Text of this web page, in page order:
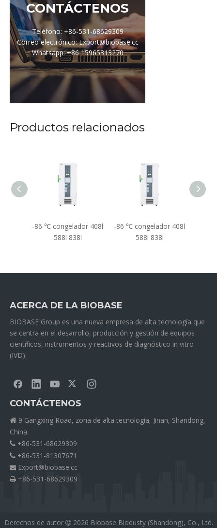
CONTÁCTENOS
Teléfono: +86-531-68629309
Correo electrónico: Export@biobase.cc
Whatsapp: +86 15965313270
Productos relacionados
-86 ℃ congelador 408l
588l 838l
-86 ℃ congelador 408l
588l 838l
ACERCA DE LA BIOBASE
BIOBASE Group es una nueva empresa de alta tecnología que
se centra en el desarrollo, producción y gestión de equipos
científicos, instrumentos y reactivos de diagnóstico in vitro
(IVD).
CONTÁCTENOS
 9 Gangxing Road, zona de alta tecnología, Jinan, Shandong,
China
 +86-531-68629309
 +86-531-81307671
 Export@biobase.cc
 +86-531-68629309
Derechos de autor  2026 Biobase Biodusty (Shandong), Co., Ltd.